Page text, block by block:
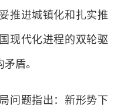
推进城镇化和扎实推
现代化进程的双轮驱
盾。
题指出：新形势下